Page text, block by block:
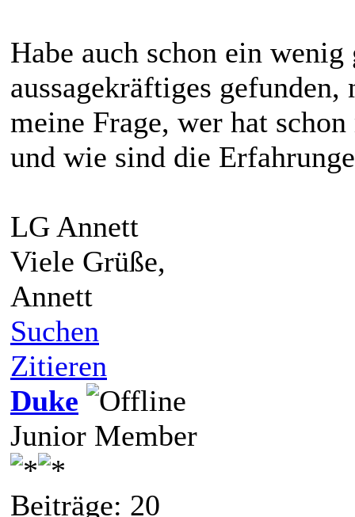
Habe auch schon ein
aussagekräftiges
meine Frage, wer hat
und wie sind die
LG Annett
Viele Grüße,
Annett
Suchen
Zitieren
Duke
Junior Member
Beiträge: 20